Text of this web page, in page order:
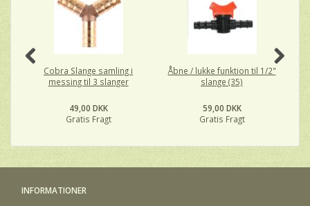
Cobra Slange samling i
messing til 3 slanger
49,00 DKK
Gratis Fragt
Åbne / lukke funktion til 1/2"
slange (35)
59,00 DKK
Gratis Fragt
INFORMATIONER